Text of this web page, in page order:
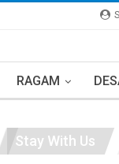
RAGAM
Stay With Us